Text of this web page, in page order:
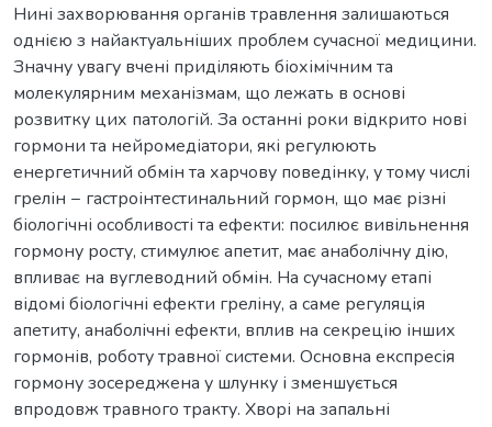
Нині захворювання органів травлення залишаються
однією з найактуальніших проблем сучасної медицини.
Значну увагу вчені приділяють біохімічним та
молекулярним механізмам, що лежать в основі
розвитку цих патологій. За останні роки відкрито нові
гормони та нейромедіатори, які регулюють
енергетичний обмін та харчову поведінку, у тому числі
грелін − гастроінтестинальний гормон, що має різні
біологічні особливості та ефекти: посилює вивільнення
гормону росту, стимулює апетит, має анаболічну дію,
впливає на вуглеводний обмін. На сучасному етапі
відомі біологічні ефекти греліну, а саме регуляція
апетиту, анаболічні ефекти, вплив на секрецію інших
гормонів, роботу травної системи. Основна експресія
гормону зосереджена у шлунку і зменшується
впродовж травного тракту. Хворі на запальні